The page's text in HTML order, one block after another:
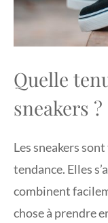
Quelle
sneakers ?
Les sneakers
tendance. Elles
combinent
chose à prendre